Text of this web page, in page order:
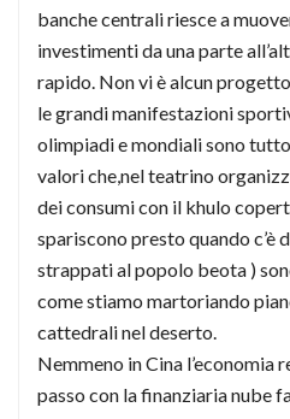
banche centrali riesce a
investimenti da una parte
rapido. Non vi è alcun
le grandi manifestazioni
olimpiadi e mondiali sono
valori che,nel teatrino
dei consumi con il khulo
spariscono presto quando
strappati al popolo beota )
come stiamo martoriando
cattedrali nel deserto.
Nemmeno in Cina l’economia
passo con la finanziaria nube